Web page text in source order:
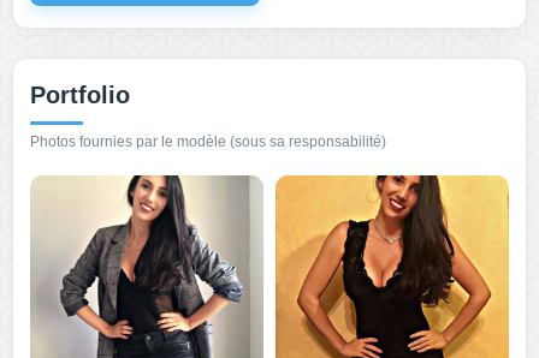
Portfolio
Photos fournies par le modèle (sous sa responsabilité)